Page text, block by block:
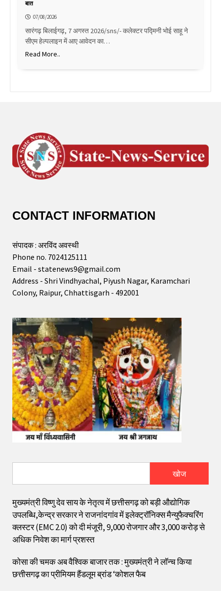
बात
07/08/2026
सारंगढ़ बिलाईगढ़, 7 अगस्त 2026/sns/- कलेक्टर पद्मिनी भोई साहू ने
सीएम हेल्पलाइन में आए आवेदन का…
Read More..
CONTACT INFORMATION
संपादक : अरविंद अवस्थी
Phone no. 7024125111
Email - statenews9@gmail.com
Address - Shri Vindhyachal, Piyush Nagar, Karamchari
Colony, Raipur, Chhattisgarh - 492001
खोज
मुख्यमंत्री विष्णु देव साय के नेतृत्व में छत्तीसगढ़ को बड़ी औद्योगिक
उपलब्धि,केन्द्र सरकार ने राजनांदगांव में इलेक्ट्रॉनिक्स मैन्युफैक्चरिंग
क्लस्टर (EMC 2.0) को दी मंजूरी, 9,000 रोजगार और ₹3,000 करोड़ से
अधिक निवेश का मार्ग प्रशस्त
कोसा की चमक अब वैश्विक बाजार तक : मुख्यमंत्री ने लॉन्च किया
छत्तीसगढ़ का प्रीमियम हैंडलूम ब्रांड ‘कोशल फैब